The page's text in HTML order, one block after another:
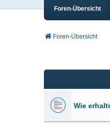
Foren-Übersicht
Foren-Übersicht
Wie